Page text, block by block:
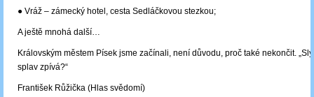
● Vráž – zámecký hotel, cesta Sedláčkovou stezkou;
A ještě mnohá další…
Královským městem Písek jsme začínali, není důvodu, proč také nekončit.
splav zpívá?“
František Růžička (Hlas svědomí)